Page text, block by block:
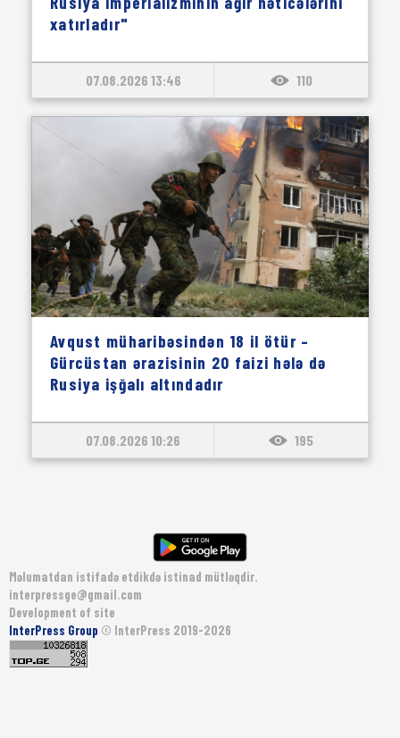
xatırladır"
07.08.2026 13:46 110
Avqust müharibəsindən 18 il ötür –
Gürcüstan ərazisinin 20 faizi hələ də
Rusiya işğalı altındadır
07.08.2026 10:26 195
Məlumatdan istifadə etdikdə istinad mütləqdir.
interpressge@gmail.com
Development of site
InterPress Group © InterPress 2019-2026